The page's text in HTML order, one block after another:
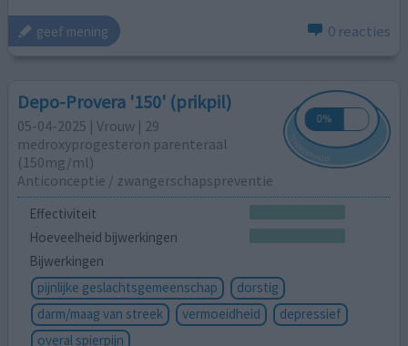
geef mening 0 reacties
Depo-Provera '150' (prikpil)
05-04-2025 | Vrouw | 29
medroxyprogesteron parenteraal
(150mg/ml)
Anticonceptie / zwangerschapspreventie
Effectiviteit
Hoeveelheid bijwerkingen
Bijwerkingen
pijnlijke geslachtsgemeenschap
dorstig
darm/maag van streek
vermoeidheid
depressief
overal spierpijn